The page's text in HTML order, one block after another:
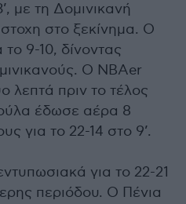
με τη Δομινικανή
στο ξεκίνημα. Ο
9-10, δίνοντας
Ο ΝΒΑer
λεπτά πριν το τέλος
έδωσε αέρα 8
για το 22-14 στο 9’.
για το 22-21
περιόδου. O Πένια